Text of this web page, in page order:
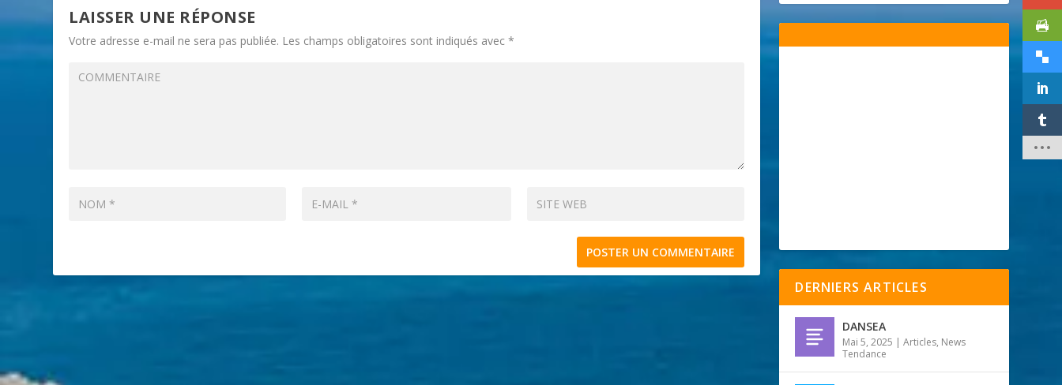
LAISSER UNE RÉPONSE
Votre adresse e-mail ne sera pas publiée. Les champs obligatoires sont indiqués avec*
DERNIERS ARTICLES
DANSEA
Mai 5, 2025 |Articles, News
Tendance